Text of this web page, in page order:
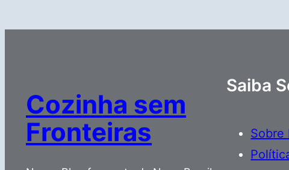
Cozinha sem
Fronteiras
Saiba
Sobre